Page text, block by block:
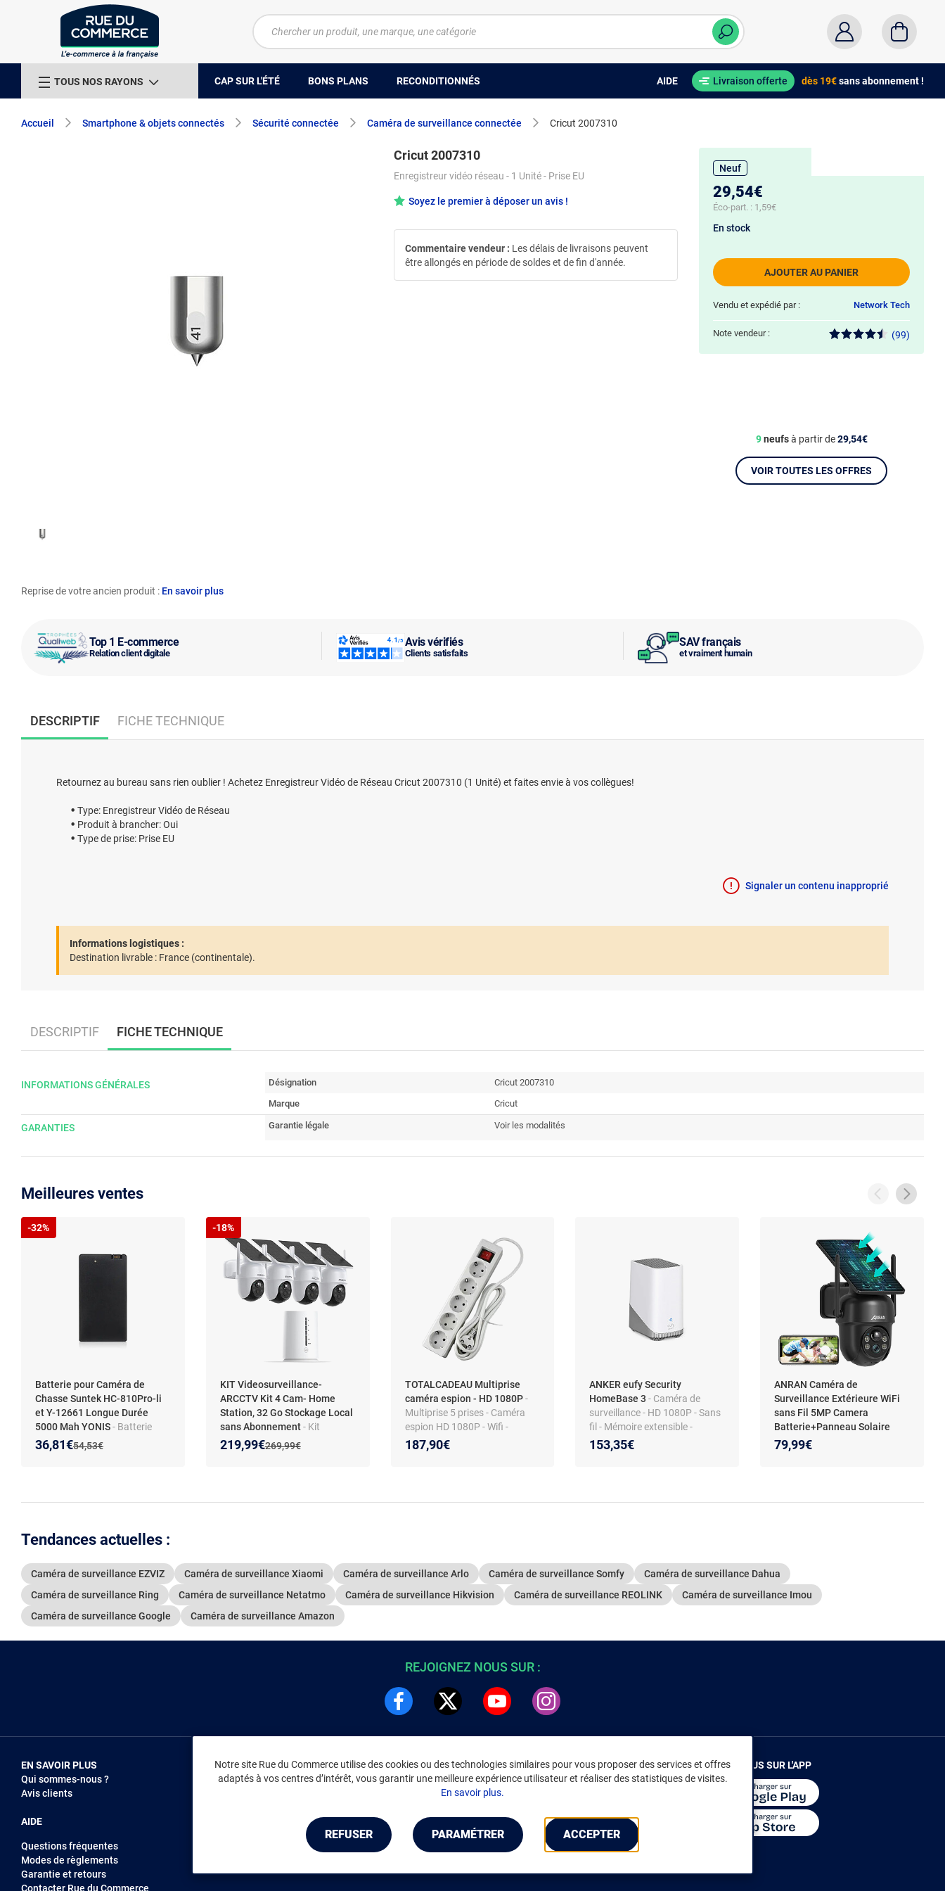
TOUS NOS RAYONS CAP SUR L'ÉTÉ BONS PLANS RECONDITIONNÉS AIDE Livraison offerte dès 19€sans abonnement !
Accueil Smartphone & objets connectés Sécurité connectée Caméra de surveillance connectée Cricut 2007310
Top 1 E-commerce
Relation client digitale
Avis vérifiés
Clients satisfaits
SAV français
et vraiment humain
Reprise de votre ancien produit : En savoir plus
Cricut 2007310
Enregistreur vidéo réseau - 1 Unité - Prise EU
Soyez le premier à déposer un avis !
Commentaire vendeur : Les délais de livraisons peuvent
être allongés en période de soldes et de fin d'année.
Neuf
29,54€
Éco-part. : 1,59€
AJOUTER AU PANIER
En stock
Vendu et expédié par : Network Tech
Note vendeur : (99)
9neufsà partir de29,54€
VOIR TOUTES LES OFFRES
DESCRIPTIF FICHE TECHNIQUE
Retournez au bureau sans rien oublier ! Achetez Enregistreur Vidéo de Réseau Cricut 2007310 (1 Unité) et faites envie à vos collègues!
Type: Enregistreur Vidéo de Réseau
Produit à brancher: Oui
Type de prise: Prise EU
Signaler un contenu inapproprié
Informations logistiques :
Destination livrable : France (continentale).
DESCRIPTIF FICHE TECHNIQUE
INFORMATIONS GÉNÉRALES Désignation
Cricut 2007310
Marque
Cricut
GARANTIES Garantie légale Voir les modalités
Meilleures ventes
Batterie pour Caméra de
Chasse Suntek HC-810Pro-li
et Y-12661 Longue Durée
5000 Mah YONIS- Batterie
pour caméra de chasse -
Performance extérieure -
Ancien prix :
54,53€
Nouveau prix :
36,81€
Réduction de :
-32%
KIT Videosurveillance-
ARCCTV Kit 4 Cam- Home
Station, 32 Go Stockage Local
sans Abonnement- Kit
Caméra de Surveillance
Extérieur Sans fil 4MP avec 4
Ancien prix :
269,99€
Nouveau prix :
219,99€
Réduction de :
-18%
TOTALCADEAU Multiprise
caméra espion - HD 1080P-
Multiprise 5 prises - Caméra
espion HD 1080P - Wifi -
Détection mouvement -
Visionnage à distance
187,90€
ANKER eufy Security
HomeBase 3- Caméra de
surveillance - HD 1080P - Sans
fil - Mémoire extensible -
Compatibilité eufy Security
153,35€
ANRAN Caméra de
Surveillance Extérieure WiFi
sans Fil 5MP Camera
Batterie+Panneau Solaire
Intégré- ANRAN noir 5MP
Caméra Surveillance WiFi
79,99€
Tendances actuelles :
Caméra de surveillance EZVIZ Caméra de surveillance Xiaomi Caméra de surveillance Arlo Caméra de surveillance Somfy
Caméra de surveillance Dahua
Caméra de surveillance Ring
Caméra de surveillance Netatmo Caméra de surveillance Hikvision Caméra de surveillance REOLINK
Caméra de surveillance Imou
Caméra de surveillance Google
Caméra de surveillance Amazon
Notre site Rue du Commerce utilise des cookies ou des technologies similaires pour vous proposer des services et offres
adaptés à vos centres d’intérêt, vous garantir une meilleure expérience utilisateur et réaliser des statistiques de visites.
En savoir plus.
REFUSER PARAMÉTRER ACCEPTER
REJOIGNEZ NOUS SUR :
EN SAVOIR PLUS
Qui sommes-nous ?
Avis clients
AIDE
Questions fréquentes
Modes de règlements
Garantie et retours
Contacter Rue du Commerce
NOUS REJOINDRE
Vendez sur RDC
INFORMATIONS LÉGALES
Environnement
CGV/CGU Marketplace
Gérer mes cookies
Mentions légales
Accessibilité : non conforme
RENDEZ-VOUS SUR L'APP